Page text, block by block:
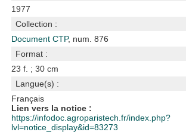
1977
Collection :
Document CTP, num. 876
Format :
23 f. ; 30 cm
Langue(s) :
Français
Lien vers la notice :
https://infodoc.agroparistech.fr/index.php?
lvl=notice_display&id=83273